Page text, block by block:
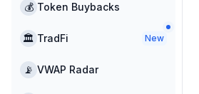
💰 Token Buybacks
🏛 TradFi New
📡 VWAP Radar